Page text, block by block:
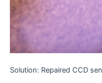
Solution: Repaired CCD